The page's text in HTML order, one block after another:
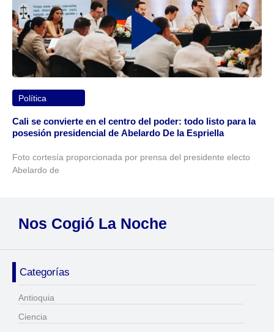
Política
Cali se convierte en el centro del poder: todo listo para la
posesión presidencial de Abelardo De la Espriella
Foto cortesía proporcionada por prensa del presidente electo
Abelardo de
Nos Cogió La Noche
Categorías
Antioquia
Ciencia